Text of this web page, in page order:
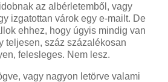
az albérletemből, vagy
izgatottan várok egy e-mailt. De
ehhez, hogy úgyis mindig van
teljesen, száz százalékosan
felesleges. Nem lesz.
vagy nagyon letörve valami